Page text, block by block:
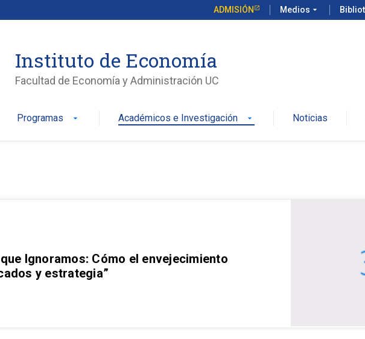
ADMISIÓN Medios arrow_drop_down
Instituto de Economía
Facultad de Economía y Administración UC
Programas arrow_drop_down Académicos e Investigación arrow_drop_down Noticias
Ignoramos: Cómo el envejecimiento
y estrategia”